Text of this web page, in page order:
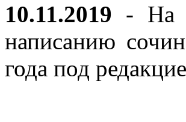
10.11.2019 - На
написанию
года под